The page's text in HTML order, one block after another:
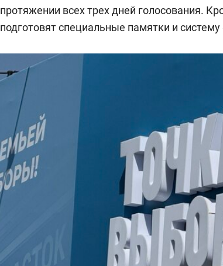
протяжении всех трех дней голосования.
подготовят специальные памятки и